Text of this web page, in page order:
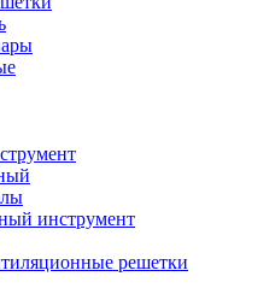
инструмент
решетки